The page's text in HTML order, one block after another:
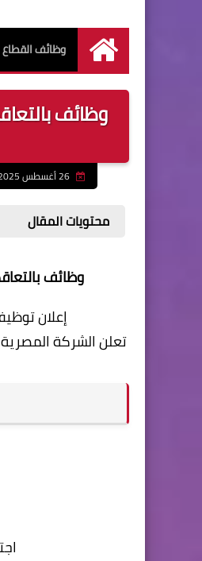
الرئيسية
وظائف القطاع
وظائف
26 أغسطس 2025
محتويات المقال
وظائف بالتعاقد
إعلان توظيف
تعلن الشركة